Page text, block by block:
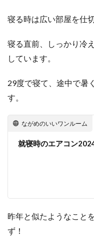
寝る時は広い部屋を仕
寝る直前、しっかり冷
しています。
29度で寝て、途中で暑
す。
ながめのいいワンルーム
就寝時のエアコン
昨年と似たようなこと
ず！